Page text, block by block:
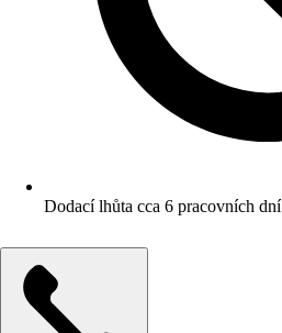
Dodací lhůta cca 6 pracovních dní